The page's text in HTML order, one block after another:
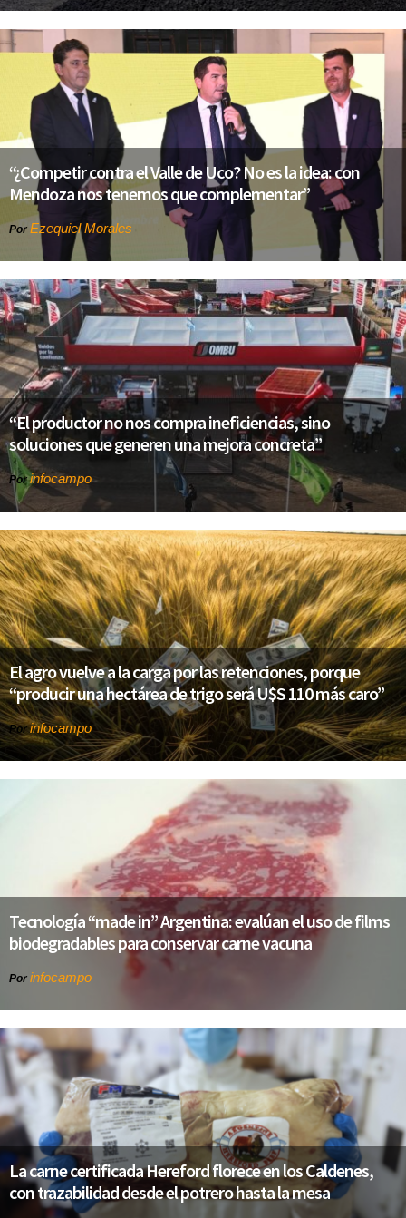
“¿Competir contra el Valle de Uco? No es la idea: con
Mendoza nos tenemos que complementar”
Por Ezequiel Morales
“El productor no nos compra ineficiencias, sino
soluciones que generen una mejora concreta”
Porinfocampo
El agro vuelve a la carga por las retenciones, porque
“producir una hectárea de trigo será U$S 110 más caro”
Porinfocampo
Tecnología “made in” Argentina: evalúan el uso de films
biodegradables para conservar carne vacuna
Por infocampo
La carne certificada Hereford florece en los Caldenes,
con trazabilidad desde el potrero hasta la mesa